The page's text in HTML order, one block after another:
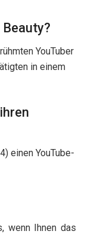
YouTuber
in einem
einen YouTube-
wenn Ihnen das